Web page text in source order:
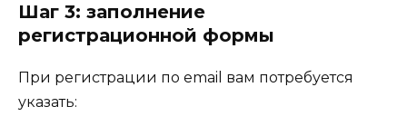
Шаг 3: заполнение
регистрационной формы
При регистрации по email вам потребуется
указать: